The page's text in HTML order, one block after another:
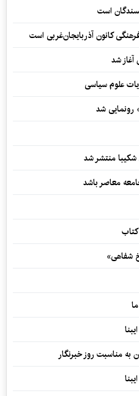
است
کانون آذربایجان‌غربی است
شد
علوم سیاسی
رونمایی شد
منتشر شد
معاصر باشد
شفاهی»
به مناسبت روز خبرنگار